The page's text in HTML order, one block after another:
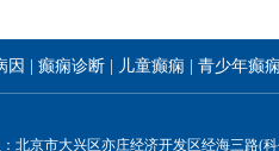
因 癫痫诊断| 儿童癫痫 青少年癫痫
北京市大兴区亦庄经济开发区经海三路(